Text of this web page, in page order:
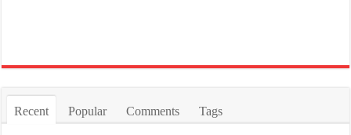
Recent Popular Comments Tags